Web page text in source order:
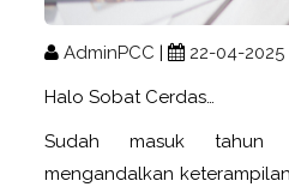
AdminPCC | 22-04-2025
Halo Sobat Cerdas…
Sudah masuk tahun
mengandalkan